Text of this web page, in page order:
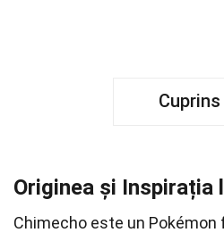
Cuprins
Originea și Inspirația
Chimecho este un